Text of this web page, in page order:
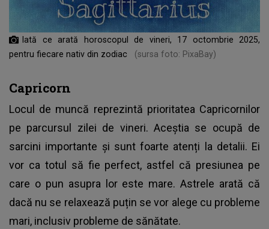
Iată ce arată horoscopul de vineri, 17 octombrie 2025,
pentru fiecare nativ din zodiac
(sursa foto: PixaBay)
Capricorn
Locul de muncă reprezintă prioritatea Capricornilor
pe parcursul zilei de vineri. Aceștia se ocupă de
sarcini importante și sunt foarte atenți la detalii. Ei
vor ca totul să fie perfect, astfel că presiunea pe
care o pun asupra lor este mare. Astrele arată că
dacă nu se relaxează puțin se vor alege cu probleme
mari, inclusiv probleme de sănătate.